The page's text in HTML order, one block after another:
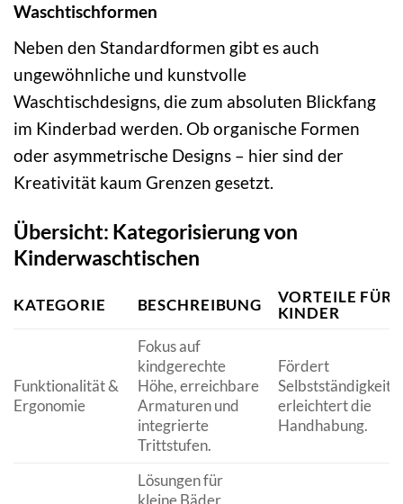
Waschtischformen
Neben den Standardformen gibt es auch
ungewöhnliche und kunstvolle
Waschtischdesigns, die zum absoluten Blickfang
im Kinderbad werden. Ob organische Formen
oder asymmetrische Designs – hier sind der
Kreativität kaum Grenzen gesetzt.
Übersicht: Kategorisierung von
Kinderwaschtischen
KATEGORIE BESCHREIBUNG
VORTEILE FÜR
KINDER
Funktionalität &
Ergonomie
Fokus auf
kindgerechte
Höhe, erreichbare
Armaturen und
integrierte
Trittstufen.
Fördert
Selbstständigkeit,
erleichtert die
Handhabung.
Lösungen für
kleine Bäder,